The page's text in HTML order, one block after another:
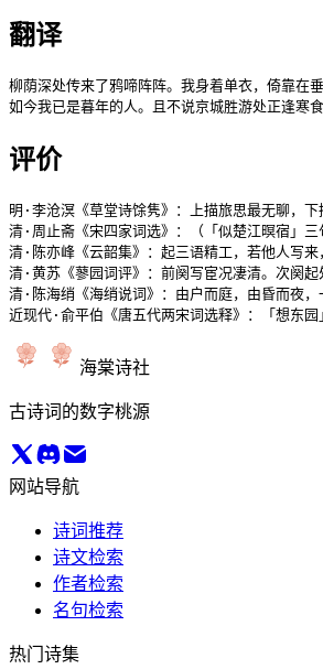
翻译
柳荫深处传来了鸦啼阵阵。我身着单衣，倚靠在
如今我已是暮年的人。且不说京城胜游处正逢寒
评价
明·李沧溟《草堂诗馀隽》：上描旅思最无聊，
清·周止斋《宋四家词选》：（「似楚江暝宿」三
清·陈亦峰《云韶集》：起三语精工，若他人写
清·黄苏《蓼园词评》：前阕写宦况凄清。次阕
清·陈海绡《海绡说词》：由户而庭，由昏而夜
近现代·俞平伯《唐五代两宋词选释》：「想东
海棠诗社
古诗词的数字桃源
网站导航
诗词推荐
诗文检索
作者检索
名句检索
热门诗集